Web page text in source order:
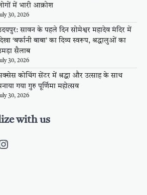
में भारी आक्रोश
July 30, 2026
सावन के पहले दिन सोमेश्वर महादेव मंदिर में
‘बर्फानी बाबा’ का दिव्य स्वरूप, श्रद्धालुओं का
सैलाब
July 30, 2026
कोचिंग सेंटर में श्रद्धा और उत्साह के साथ
गया गुरु पूर्णिमा महोत्सव
July 30, 2026
with us
www.youtube.com/c/
www.facebook.com/